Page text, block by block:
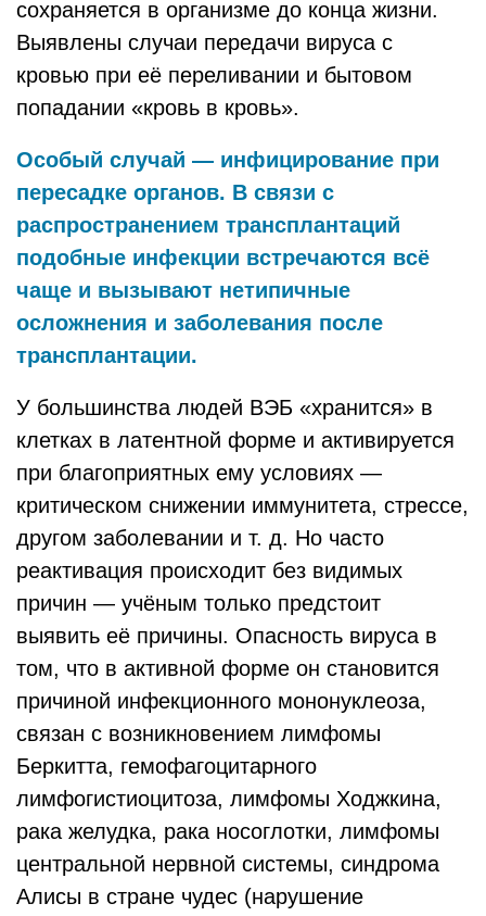
сохраняется в организме до конца жизни.
Выявлены случаи передачи вируса с
кровью при её переливании и бытовом
попадании «кровь в кровь».
Особый случай — инфицирование при
пересадке органов. В связи с
распространением трансплантаций
подобные инфекции встречаются всё
чаще и вызывают нетипичные
осложнения и заболевания после
трансплантации.
У большинства людей ВЭБ «хранится» в
клетках в латентной форме и активируется
при благоприятных ему условиях —
критическом снижении иммунитета, стрессе,
другом заболевании и т. д. Но часто
реактивация происходит без видимых
причин — учёным только предстоит
выявить её причины. Опасность вируса в
том, что в активной форме он становится
причиной инфекционного мононуклеоза,
связан с возникновением лимфомы
Беркитта, гемофагоцитарного
лимфогистиоцитоза, лимфомы Ходжкина,
рака желудка, рака носоглотки, лимфомы
центральной нервной системы, синдрома
Алисы в стране чудес (нарушение